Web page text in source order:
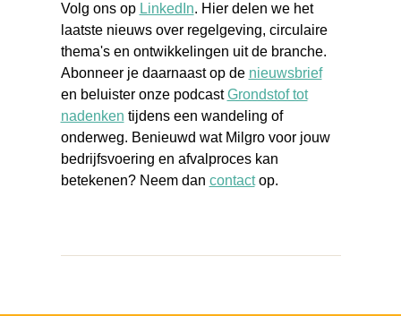
Volg ons op LinkedIn. Hier delen we het
laatste nieuws over regelgeving, circulaire
thema's en ontwikkelingen uit de branche.
Abonneer je daarnaast op de nieuwsbrief
en beluister onze podcastGrondstof tot
nadenken tijdens een wandeling of
onderweg. Benieuwd wat Milgro voor jouw
bedrijfsvoering en afvalproces kan
betekenen? Neem dan contactop.